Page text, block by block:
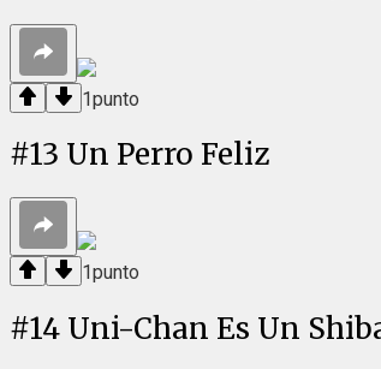
1punto
#13 Un Perro Feliz
1punto
#14 Uni-Chan Es Un